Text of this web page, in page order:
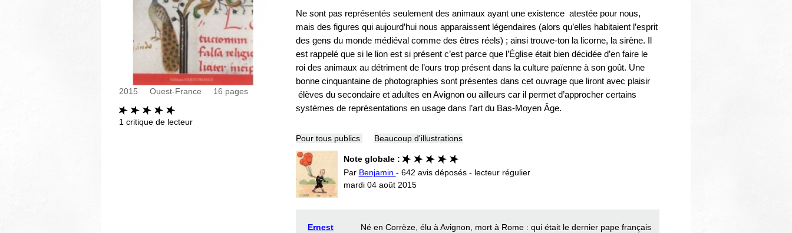
2015 Ouest-France 16 pages
1 critique de lecteur
Ne sont pas représentés seulement des animaux ayant une existence atestée pour nous,
mais des figures qui aujourd’hui nous apparaissent légendaires (alors qu’elles habitaient l’esprit
des gens du monde médiéval comme des êtres réels) ; ainsi trouve-ton la licorne, la sirène. Il
est rappelé que si le lion est si présent c’est parce que l’Église était bien décidée d’en faire le
roi des animaux au détriment de l’ours trop présent dans la culture païenne à son goût. Une
bonne cinquantaine de photographies sont présentes dans cet ouvrage que liront avec plaisir
élèves du secondaire et adultes en Avignon ou ailleurs car il permet d’approcher certains
systèmes de représentations en usage dans l’art du Bas-Moyen Âge.
Pour tous publics Beaucoup d'illustrations
Note globale :
Par Benjamin - 642 avis déposés - lecteur régulier
mardi 04 août 2015
Ernest
Né en Corrèze, élu à Avignon, mort à Rome : qui était le dernier pape français